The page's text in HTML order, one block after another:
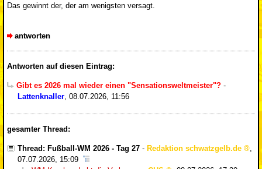
Das gewinnt der, der am wenigsten versagt.
antworten
Antworten auf diesen Eintrag:
Gibt es 2026 mal wieder einen "Sensationsweltmeister"? -
Lattenknaller, 08.07.2026, 11:56
gesamter Thread:
Thread: Fußball-WM 2026 - Tag 27 - Redaktion schwatzgelb.de
,
07.07.2026, 15:09